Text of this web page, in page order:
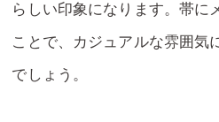
らしい印象になります。帯に
ことで、カジュアルな雰囲気
でしょう。